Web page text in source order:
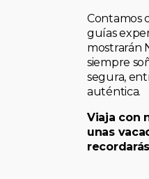
Contamos
guías
mostrarán
siempre
segura,
auténtica.
Viaja con
unas